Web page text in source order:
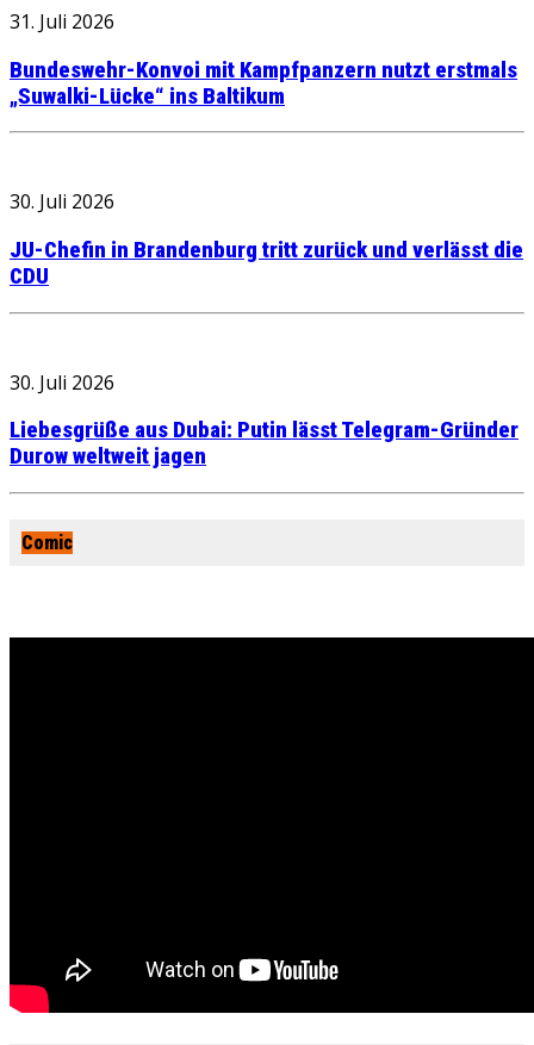
31. Juli 2026
Bundeswehr-Konvoi mit Kampfpanzern nutzt erstmals
„Suwalki-Lücke“ ins Baltikum
30. Juli 2026
JU-Chefin in Brandenburg tritt zurück und verlässt die
CDU
30. Juli 2026
Liebesgrüße aus Dubai: Putin lässt Telegram-Gründer
Durow weltweit jagen
Comic